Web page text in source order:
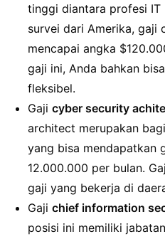
tinggi diantara profesi IT
survei dari Amerika, gaji
mencapai angka
gaji ini, Anda bahkan
fleksibel.
Gaji cyber security
architect merupakan
yang bisa mendapatkan
12.000.000 per bulan.
gaji yang bekerja di
Gaji chief information
posisi ini memiliki